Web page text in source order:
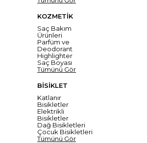
KOZMETİK
Saç Bakım
Ürünleri
Parfüm ve
Deodorant
Highlighter
Saç Boyası
Tümünü Gör
BİSİKLET
Katlanır
Bisikletler
Elektrikli
Bisikletler
Dağ Bisikletleri
Çocuk Bisikletleri
Tümünü Gör